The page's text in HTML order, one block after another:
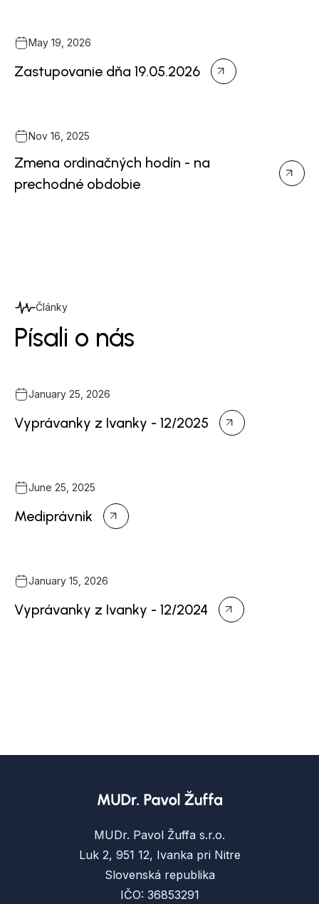
May 19, 2026
Zastupovanie dňa 19.05.2026
Nov 16, 2025
Zmena ordinačných hodín - na
prechodné obdobie
Články
Písali o nás
January 25, 2026
Vyprávanky z Ivanky - 12/2025
June 25, 2025
Mediprávnik
January 15, 2026
Vyprávanky z Ivanky - 12/2024
MUDr. Pavol Žuffa s.r.o.
Luk 2, 951 12, Ivanka pri Nitre
Slovenská republika
IČO: 36853291